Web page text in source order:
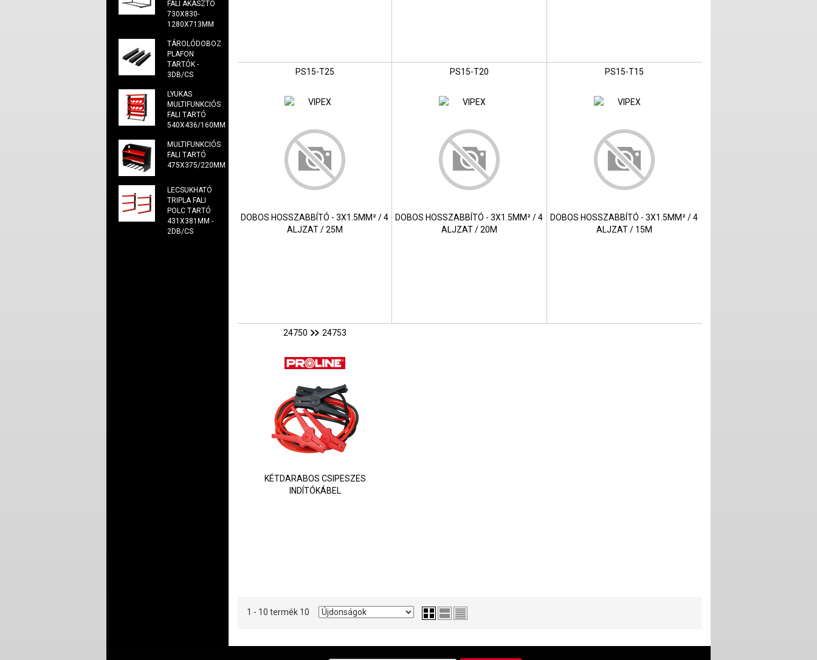
FALI AKASZTÓ
730X830-
1280X713MM
TÁROLÓDOBOZ
PLAFON
TARTÓK -
3DB/CS
LYUKAS
MULTIFUNKCIÓS
FALI TARTÓ
540X436/160MM
MULTIFUNKCIÓS
FALI TARTÓ
475X375/220MM
LECSUKHATÓ
TRIPLA FALI
POLC TARTÓ
431X381MM -
2DB/CS
PS15-T25
DOBOS HOSSZABBÍTÓ - 3X1.5MM² / 4
ALJZAT / 25M
PS15-T20
DOBOS HOSSZABBÍTÓ - 3X1.5MM² / 4
ALJZAT / 20M
PS15-T15
DOBOS HOSSZABBÍTÓ - 3X1.5MM² / 4
ALJZAT / 15M
24750 24753
KÉTDARABOS CSIPESZES
INDÍTÓKÁBEL
1 - 10 termék 10